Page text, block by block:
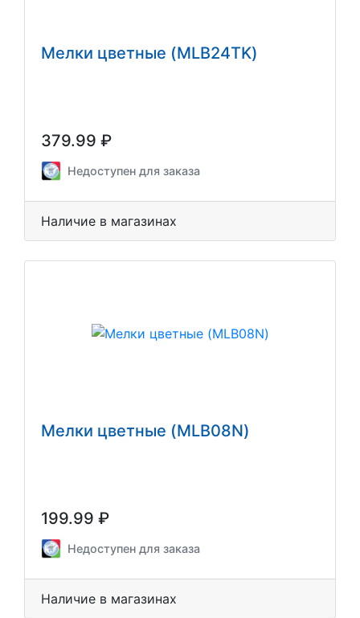
Мелки цветные (MLB24TK)
379.99 ₽
Недоступен для заказа
Наличие в магазинах
Мелки цветные (MLB08N)
199.99 ₽
Недоступен для заказа
Наличие в магазинах